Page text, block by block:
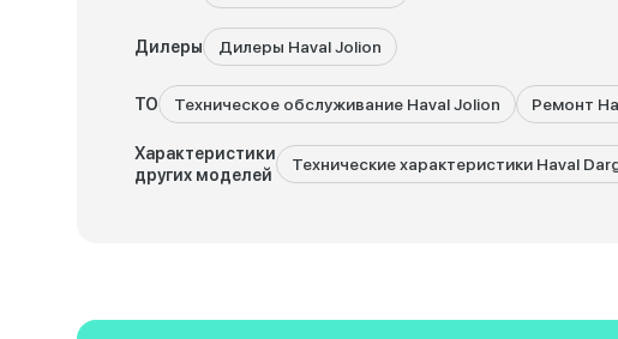
Дилеры Дилеры Haval Jolion
ТО Техническое обслуживание Haval Jolion Ремонт
Характеристики
других моделей
Технические характеристики Haval